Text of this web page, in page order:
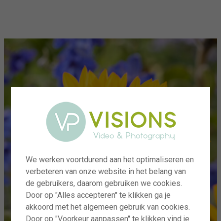
We werken voortdurend aan het optimaliseren en
verbeteren van onze website in het belang van
de gebruikers, daarom gebruiken we cookies.
Door op "Alles accepteren" te klikken ga je
akkoord met het algemeen gebruik van cookies.
Door op "Voorkeur aanpassen" te klikken vind je